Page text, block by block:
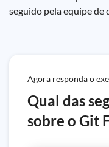
seguido pela equipe de
Agora responda o
Qual das
sobre o Git